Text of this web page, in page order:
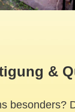
&
besonders?